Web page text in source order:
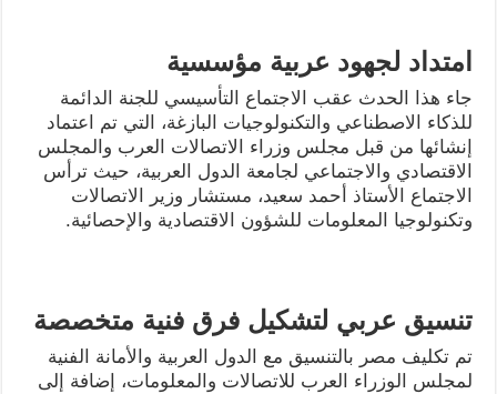
امتداد لجهود عربية مؤسسية
جاء هذا الحدث عقب الاجتماع التأسيسي للجنة الدائمة
للذكاء الاصطناعي والتكنولوجيات البازغة، التي تم اعتماد
إنشائها من قبل مجلس وزراء الاتصالات العرب والمجلس
الاقتصادي والاجتماعي لجامعة الدول العربية، حيث ترأس
الاجتماع الأستاذ أحمد سعيد، مستشار وزير الاتصالات
وتكنولوجيا المعلومات للشؤون الاقتصادية والإحصائية.
تنسيق عربي لتشكيل فرق فنية متخصصة
تم تكليف مصر بالتنسيق مع الدول العربية والأمانة الفنية
لمجلس الوزراء العرب للاتصالات والمعلومات، إضافة إلى